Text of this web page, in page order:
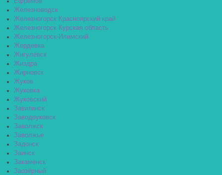
Железноводск
Железногорск Красноярский край
Железногорск Курская область
Железногорск-Илимский
Жердевка
Жигулёвск
Жиздра
Жирновск
Жуков
Жуковка
Жуковский
Завитинск
Заводоуковск
Заволжск
Заволжье
Задонск
Заинск
Закаменск
Заозёрный